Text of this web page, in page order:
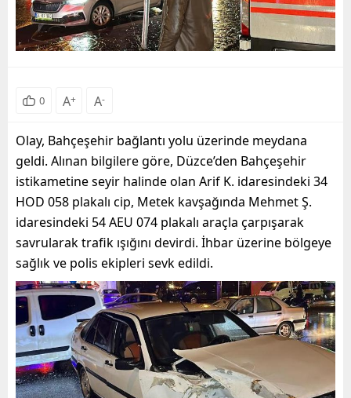
0 A+ A-
Olay, Bahçeşehir bağlantı yolu üzerinde meydana
geldi. Alınan bilgilere göre, Düzce’den Bahçeşehir
istikametine seyir halinde olan Arif K. idaresindeki 34
HOD 058 plakalı cip, Metek kavşağında Mehmet Ş.
idaresindeki 54 AEU 074 plakalı araçla çarpışarak
savrularak trafik ışığını devirdi. İhbar üzerine bölgeye
sağlık ve polis ekipleri sevk edildi.